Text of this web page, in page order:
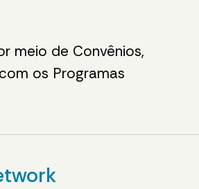
meio de Convênios,
os Programas